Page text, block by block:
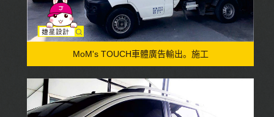
MoM's TOUCH車體廣告輸出。施工